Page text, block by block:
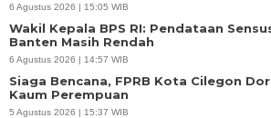
6 Agustus 2026 | 15:05 WIB
Wakil Kepala BPS RI: Pendataan
Banten Masih Rendah
6 Agustus 2026 | 14:57 WIB
Siaga Bencana, FPRB Kota Cilegon
Kaum Perempuan
5 Agustus 2026 | 15:37 WIB